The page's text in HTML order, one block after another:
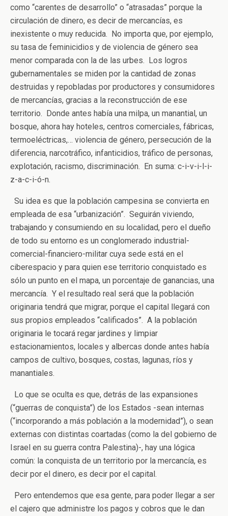
como “carentes de desarrollo” o “atrasadas” porque la
circulación de dinero, es decir de mercancías, es
inexistente o muy reducida. No importa que, por ejemplo,
su tasa de feminicidios y de violencia de género sea
menor comparada con la de las urbes. Los logros
gubernamentales se miden por la cantidad de zonas
destruidas y repobladas por productores y consumidores
de mercancías, gracias a la reconstrucción de ese
territorio. Donde antes había una milpa, un manantial, un
bosque, ahora hay hoteles, centros comerciales, fábricas,
termoeléctricas,… violencia de género, persecución de la
diferencia, narcotráfico, infanticidios, tráfico de personas,
explotación, racismo, discriminación. En suma: c-i-v-i-l-i-
z-a-c-i-ó-n.
Su idea es que la población campesina se convierta en
empleada de esa “urbanización”. Seguirán viviendo,
trabajando y consumiendo en su localidad, pero el dueño
de todo su entorno es un conglomerado industrial-
comercial-financiero-militar cuya sede está en el
ciberespacio y para quien ese territorio conquistado es
sólo un punto en el mapa, un porcentaje de ganancias, una
mercancía. Y el resultado real será que la población
originaria tendrá que migrar, porque el capital llegará con
sus propios empleados “calificados”. A la población
originaria le tocará regar jardines y limpiar
estacionamientos, locales y albercas donde antes había
campos de cultivo, bosques, costas, lagunas, ríos y
manantiales.
Lo que se oculta es que, detrás de las expansiones
(“guerras de conquista”) de los Estados -sean internas
(“incorporando a más población a la modernidad”), o sean
externas con distintas coartadas (como la del gobierno de
Israel en su guerra contra Palestina)-, hay una lógica
común: la conquista de un territorio por la mercancía, es
decir por el dinero, es decir por el capital.
Pero entendemos que esa gente, para poder llegar a ser
el cajero que administre los pagos y cobros que le dan